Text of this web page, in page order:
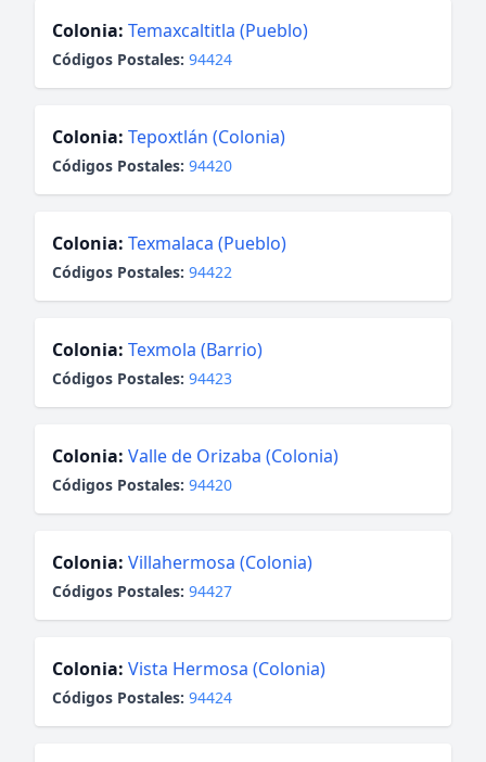
Colonia: Temaxcaltitla (Pueblo)
Códigos Postales: 94424
Colonia: Tepoxtlán (Colonia)
Códigos Postales: 94420
Colonia: Texmalaca (Pueblo)
Códigos Postales: 94422
Colonia: Texmola (Barrio)
Códigos Postales: 94423
Colonia: Valle de Orizaba (Colonia)
Códigos Postales: 94420
Colonia: Villahermosa (Colonia)
Códigos Postales: 94427
Colonia: Vista Hermosa (Colonia)
Códigos Postales: 94424